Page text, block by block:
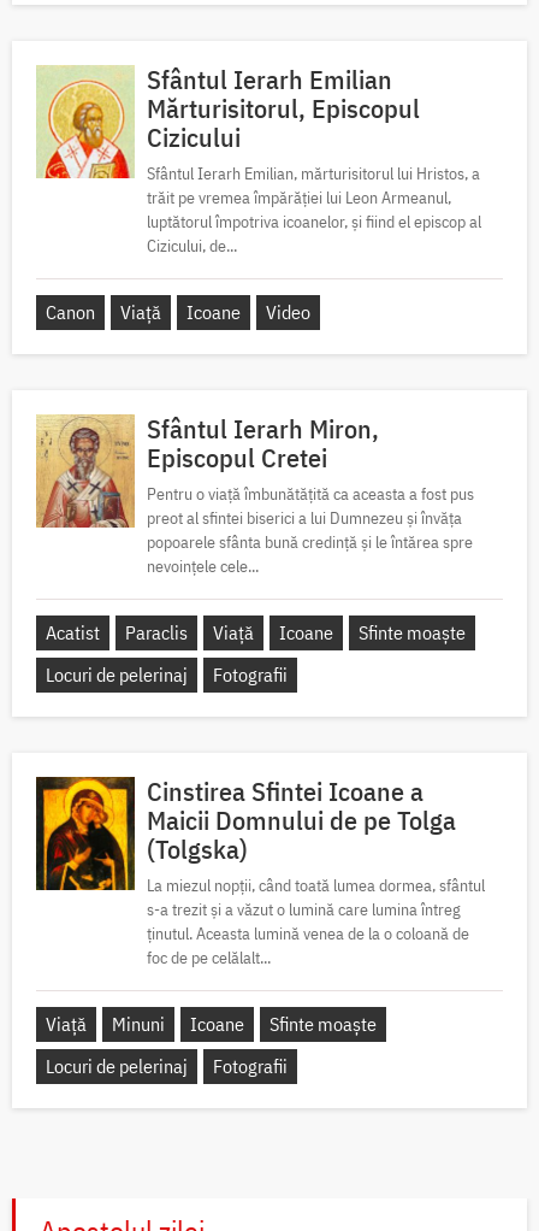
Sfântul Ierarh Emilian
Mărturisitorul, Episcopul
Cizicului
Sfântul Ierarh Emilian, mărturisitorul lui Hristos, a
trăit pe vremea împărăției lui Leon Armeanul,
luptătorul împotriva icoanelor, și fiind el episcop al
Cizicului, de...
Canon Viață Icoane Video
Sfântul Ierarh Miron,
Episcopul Cretei
Pentru o viață îmbunătățită ca aceasta a fost pus
preot al sfintei biserici a lui Dumnezeu și învăța
popoarele sfânta bună credință și le întărea spre
nevoințele cele...
Acatist Paraclis Viață Icoane
Sfinte moaște
Locuri de pelerinaj
Fotografii
Cinstirea Sfintei Icoane a
Maicii Domnului de pe Tolga
(Tolgska)
La miezul nopții, când toată lumea dormea, sfântul
s-a trezit și a văzut o lumină care lumina întreg
ținutul. Aceasta lumină venea de la o coloană de
foc de pe celălalt...
Viață Minuni Icoane
Sfinte moaște
Locuri de pelerinaj
Fotografii